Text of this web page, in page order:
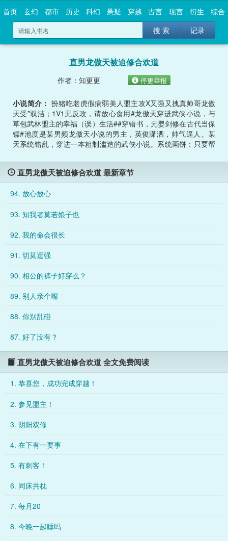
首页 玄幻 都市 历史 科幻 悬疑 穿越 古言 现言 衍生
综合
搜 索
记录
直男龙傲天被迫修合欢道
作者：知更更 停更举报
小说简介： 扮猪吃老虎假病弱美人盟主攻X又强又拽真帅哥龙傲
天受*双洁；1V1无反攻，请放心食用#龙傲天穿进武侠小说，与
草包武林盟主的幸福（误）生活##穿错书，元婴剑修在古代当保
镖#池度是某男频龙傲天小说的男主，英俊潇洒，帅气逼人。某
天系统错乱，穿进一本粗制滥造的武侠小说。系统画饼：只要帮
这位名叫方却棠的武林盟主，虽然外表清贵俊秀、风姿卓越，却
是个打木桩都会受伤的草包废柴！池度：不是，你们这小说设定
里，武林盟主是靠脸选的吗？！方却棠：QAQ于是，天赋无敌、
奇遇不断、战力天花板的池度，成了这个草包盟主的贴身保镖。
甲欺负、不……不要摸我的腰！不要咬我的耳朵！不要压在我身
齐跌下悬崖，危在旦夕。荒山古庙中，方却棠掏出那本早已失传
双修，”他眼波流转，一手已经抓到了池度的腰带上，“池兄对我
“等、等等，方却棠！这庙里这么多菩萨看
直男龙傲天被迫修合欢道 最新章节
94. 放心放心
93. 知我者莫若娘子也
92. 我的命会很长
91. 切莫逞强
90. 相公的裤子好穿么？
89. 别人亲个嘴
88. 你别乱碰
87. 好了没有？
直男龙傲天被迫修合欢道 全文免费阅读
1. 恭喜您，成功完成穿越！
2. 参见盟主！
3. 阴阳双修
4. 在下有一要事
5. 有刺客！
6. 同床共枕
7. 每月20
8. 今晚一起睡吗